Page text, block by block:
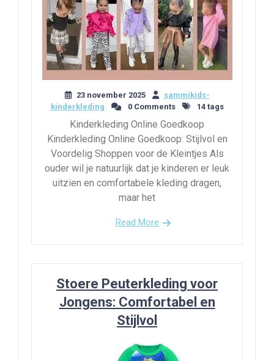
23 november 2025
sammikids-
kinderkleding
0 Comments 14 tags
Kinderkleding Online Goedkoop
Kinderkleding Online Goedkoop: Stijlvol en
Voordelig Shoppen voor de Kleintjes Als
ouder wil je natuurlijk dat je kinderen er leuk
uitzien en comfortabele kleding dragen,
maar het
Read More
Stoere Peuterkleding voor
Jongens: Comfortabel en
Stijlvol